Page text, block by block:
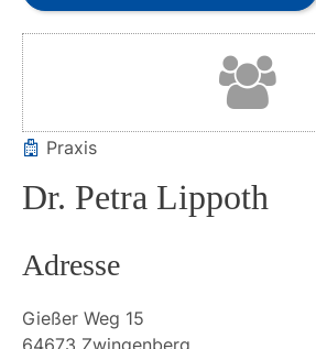
Praxis
Dr. Petra Lippoth
Adresse
Gießer Weg 15
64673 Zwingenberg